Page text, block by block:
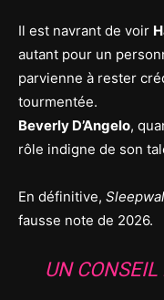
Il est navrant de voir
autant pour un
parvienne à rester
tourmentée.
Beverly D’Angelo,
rôle indigne de son
En définitive,
fausse note de 2026.
UN CONSEIL